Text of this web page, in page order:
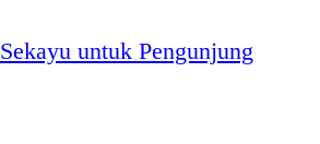
untuk Pengunjung